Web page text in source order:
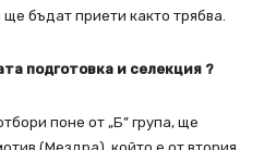
бъдат приети както трябва.
подготовка и селекция ?
поне от „Б” група, ще